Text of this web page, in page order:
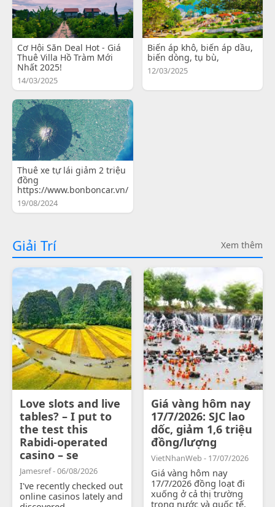
Cơ Hội Săn Deal Hot - Giá
Thuê Villa Hồ Tràm Mới
Nhất 2025!
14/03/2025
Biến áp khô, biến áp dầu,
biến dòng, tụ bù,
12/03/2025
Thuê xe tự lái giảm 2 triệu
đồng
https://www.bonboncar.vn/
19/08/2024
Giải Trí Xem thêm
Love slots and live
tables? – I put to
the test this
Rabidi-operated
casino – se
Jamesref - 06/08/2026
I've recently checked out
online casinos lately and
Giá vàng hôm nay
17/7/2026: SJC lao
dốc, giảm 1,6 triệu
đồng/lượng
VietNhanWeb - 17/07/2026
Giá vàng hôm nay
17/7/2026 đồng loạt đi
xuống ở cả thị trường
trong nước và quốc tế.